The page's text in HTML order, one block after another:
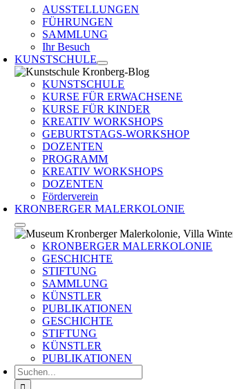
AUSSTELLUNGEN
FÜHRUNGEN
SAMMLUNG
Ihr Besuch
KUNSTSCHULE
KUNSTSCHULE
KURSE FÜR ERWACHSENE
KURSE FÜR KINDER
KREATIV WORKSHOPS
GEBURTSTAGS-WORKSHOP
DOZENTEN
PROGRAMM
KREATIV WORKSHOPS
DOZENTEN
Förderverein
KRONBERGER MALERKOLONIE
KRONBERGER MALERKOLONIE
GESCHICHTE
STIFTUNG
SAMMLUNG
KÜNSTLER
PUBLIKATIONEN
GESCHICHTE
STIFTUNG
KÜNSTLER
PUBLIKATIONEN
Suche
nach: